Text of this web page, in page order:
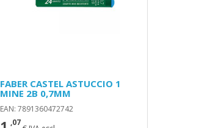
FABER CASTEL ASTUCCIO 1
MINE 2B 0,7MM
EAN: 7891360472742
,07